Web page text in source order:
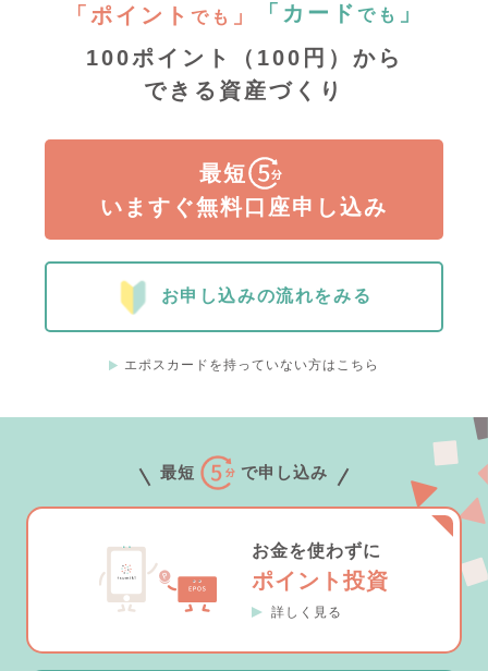
「ポイント でも 」 「カード でも
」
100ポイント（100円）から
できる資産づくり
最短
いますぐ無料口座申し込み
お申し込みの流れをみる
エポスカードを持っていない方はこちら
最短 で申し込み
お金を使わずに
ポイント投資
詳しく見る